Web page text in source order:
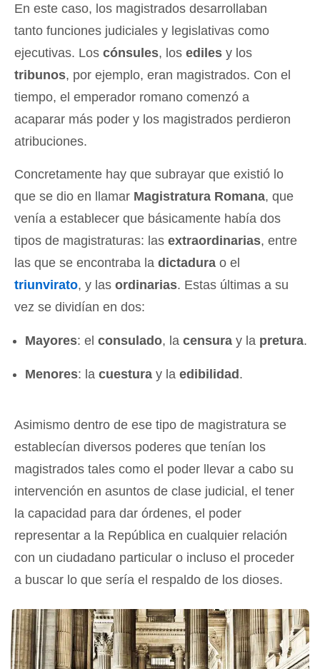
En este caso, los magistrados desarrollaban
tanto funciones judiciales y legislativas como
ejecutivas. Los cónsules, los ediles y los
tribunos, por ejemplo, eran magistrados. Con el
tiempo, el emperador romano comenzó a
acaparar más poder y los magistrados perdieron
atribuciones.
Concretamente hay que subrayar que existió lo
que se dio en llamar Magistratura Romana, que
venía a establecer que básicamente había dos
tipos de magistraturas: las extraordinarias, entre
las que se encontraba la dictadura o el
triunvirato, y las ordinarias. Estas últimas a su
vez se dividían en dos:
Mayores: elconsulado, lacensura y la pretura.
Menores: lacuestura y laedibilidad.
Asimismo dentro de ese tipo de magistratura se
establecían diversos poderes que tenían los
magistrados tales como el poder llevar a cabo su
intervención en asuntos de clase judicial, el tener
la capacidad para dar órdenes, el poder
representar a la República en cualquier relación
con un ciudadano particular o incluso el proceder
a buscar lo que sería el respaldo de los dioses.